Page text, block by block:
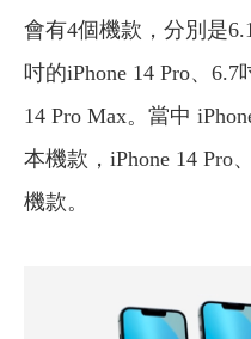
會有4個機款，分別是
吋的iPhone 14 Pro、6.7
14 Pro Max。當中
本機款，iPhone 14 Pro
機款。